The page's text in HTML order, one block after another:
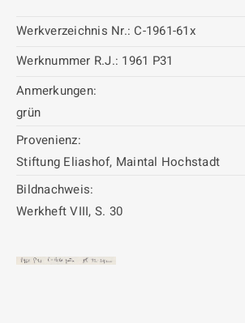
Werkverzeichnis Nr.: C-1961-61x
Werknummer R.J.: 1961 P31
Anmerkungen:
grün
Provenienz:
Stiftung Eliashof, Maintal Hochstadt
Bildnachweis:
Werkheft VIII, S. 30